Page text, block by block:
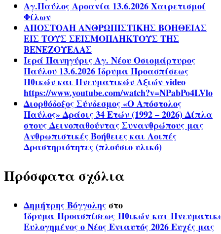
Αγ.Παύλος Αροανία 13.6.2026 Χαιρετισμοί
Φίλων
ΑΠΟΣΤΟΛΗ ΑΝΘΡΩΠΙΣΤΙΚΗΣ ΒΟΗΘΕΙΑΣ
ΕΙΣ ΤΟΥΣ ΣΕΙΣΜΟΠΛΗΚΤΟΥΣ ΤΗΣ
ΒΕΝΕΖΟΥΕΛΑΣ
Ιερά Πανηγύρις Αγ. Νέου Οσιομάρτυρος
Παύλου 13.6.2026 Ίδρυμα Προασπίσεως
Ηθικών και Πνευματικών Αξιών video
https://www.youtube.com/watch?v=NPabPo4LVlo
Διορθόδοξος Σύνδεσμος «Ο Απόστολος
Παύλος» Δράσις 34 Ετών (1992 – 2026) Δίπλα
στους Δεινοπαθούντας Συνανθρώπους μας
Ανθρωπιστικές Βοήθειες και Λοιπές
Δραστηριότητες (πλούσιο υλικό)
Πρόσφατα σχόλια
Δημήτρης Βόγγοληςστο
Ίδρυμα Προασπίσεως Ηθικών και
Ευλογημένος ο Νέος Ενιαυτός 2026 Ευχές μας